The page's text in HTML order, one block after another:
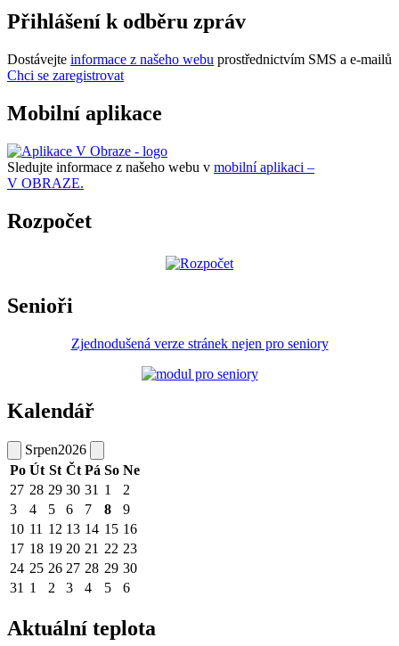
Přihlášení k odběru zpráv
Dostávejte informace z našeho webu prostřednictvím SMS a e-mailů
Chci se zaregistrovat
Mobilní aplikace
Sledujte informace z našeho webu v mobilní aplikaci –
V OBRAZE.
Rozpočet
Senioři
Zjednodušená verze stránek nejen pro seniory
Kalendář
Srpen2026
Po Út St Čt Pá So Ne
27 28 29 30 31 1
2
3
4 5 6 7 8
9
10 11 12 13 14 15 16
17 18 19 20 21 22 23
24 25 26 27 28 29 30
31 1 2 3 4 5 6
Aktuální teplota